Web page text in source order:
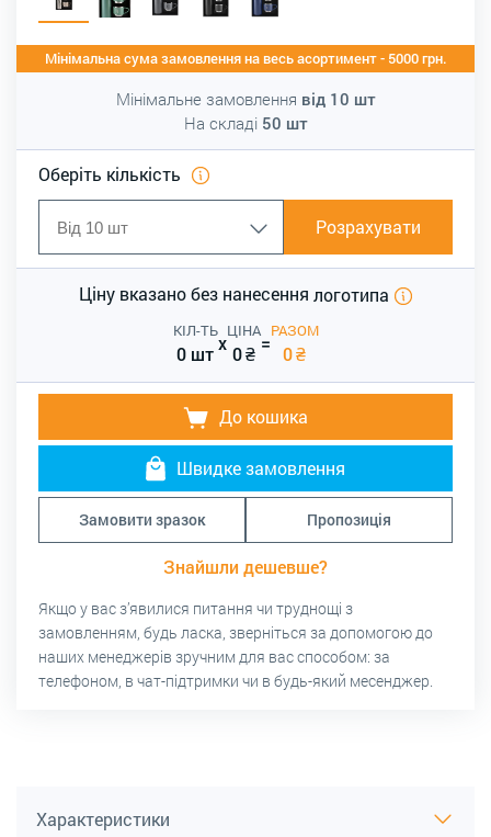
Мінімальна сума замовлення на весь асортимент - 5000 грн.
Мінімальне замовлення від 10 шт
На складі 50 шт
Оберіть кількість
Розрахувати
Ціну вказано без нанесення логотипа
КІЛ-ТЬ
0 штx
ЦІНА
0₴ =
РАЗОМ
0₴
До кошика
Швидке замовлення
Замовити зразок Пропозиція
Знайшли дешевше?
Якщо у вас з’явилися питання чи труднощі з
замовленням, будь ласка, зверніться за допомогою до
наших менеджерів зручним для вас способом: за
телефоном, в чат-підтримки чи в будь-який месенджер.
Характеристики